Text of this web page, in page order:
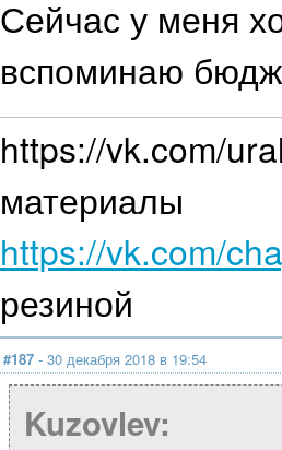
Сейчас у меня
вспоминаю
https://vk.com/
материалы
https://vk.com/
резиной
#187 - 30 декабря 2018 в 19:54
Kuzovlev: